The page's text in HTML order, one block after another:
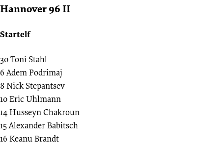
Hannover 96 II
Startelf
30Toni Stahl
6 Adem Podrimaj
8Nick Stepantsev
10Eric Uhlmann
14Husseyn Chakroun
15Alexander Babitsch
16 Keanu Brandt